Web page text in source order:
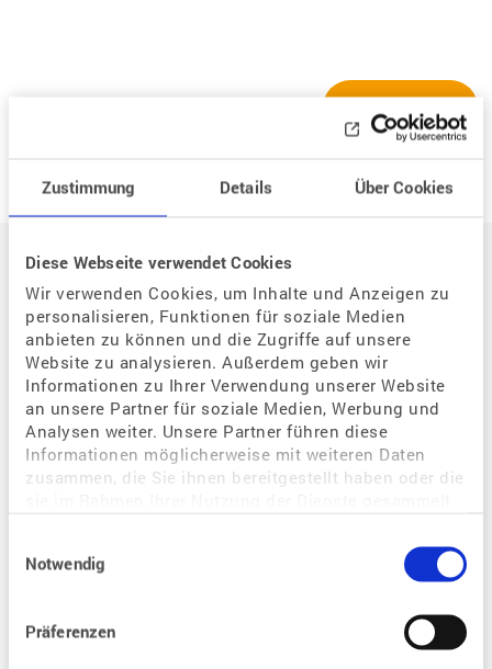
Zustimmung Details Über Cookies
Diese Webseite verwendet Cookies
Wir verwenden Cookies, um Inhalte und Anzeigen zu
personalisieren, Funktionen für soziale Medien
anbieten zu können und die Zugriffe auf unsere
Website zu analysieren. Außerdem geben wir
Informationen zu Ihrer Verwendung unserer Website
an unsere Partner für soziale Medien, Werbung und
Analysen weiter. Unsere Partner führen diese
Informationen möglicherweise mit weiteren Daten
zusammen, die Sie ihnen bereitgestellt haben oder die
Notwendig
Präferenzen
Der Weg zum eigenen Kind
Situation / Diagnostik
Wie kann assistierte Reproduktion mir helfen?
Welche Bedeutung hat der Zyklus für eine Schwangerschaft?
Warum habe ich Probleme, schwanger zu werden?
Wie kann ich eine Schwangerschaft begünstigen?
Was sind die Bedingungen einer Kinderwunsch-Behandlung?
Was sind die Voraussetzungen für eine Kinderwunschbehandlung?